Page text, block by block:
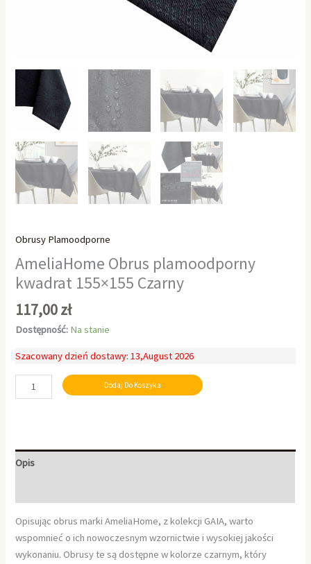
Obrusy Plamoodporne
AmeliaHome Obrus plamoodporny
kwadrat 155×155 Czarny
117,00zł
Dostępność: Na stanie
Szacowany dzień dostawy: 13,August 2026
Dodaj Do Koszyka
Opis
Opisując obrus marki AmeliaHome, z kolekcji GAIA, warto
wspomnieć o ich nowoczesnym wzornictwie i wysokiej jakości
wykonaniu. Obrusy te są dostępne w kolorze czarnym, który